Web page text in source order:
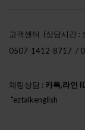
고객센터 (상담시간 :
0507-1412-8717 /
채팅상담 : 카톡,라인
"eztalkenglish